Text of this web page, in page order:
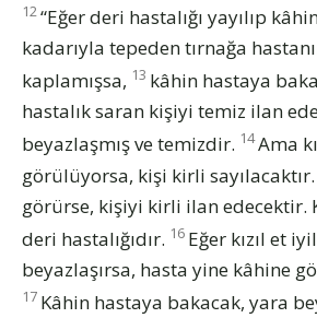
12“Eğer deri hastalığı yayılıp
kadarıyla tepeden tırnağa
kaplamışsa, 13 kâhin hastaya
hastalık saran kişiyi temiz ilan
beyazlaşmış ve temizdir. 14Ama
görülüyorsa, kişi kirli sayılacaktır.
görürse, kişiyi kirli ilan edecektir.
deri hastalığıdır. 16 Eğer kızıl et
beyazlaşırsa, hasta yine kâhine
17 Kâhin hastaya bakacak, yara